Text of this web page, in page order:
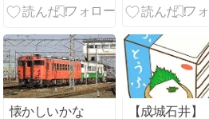
事』 8/6(木) ※
ンも掲載して
ます。
懐かしいかな
【成城石井】